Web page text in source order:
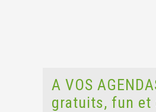
A VOS
gratuits, fun et